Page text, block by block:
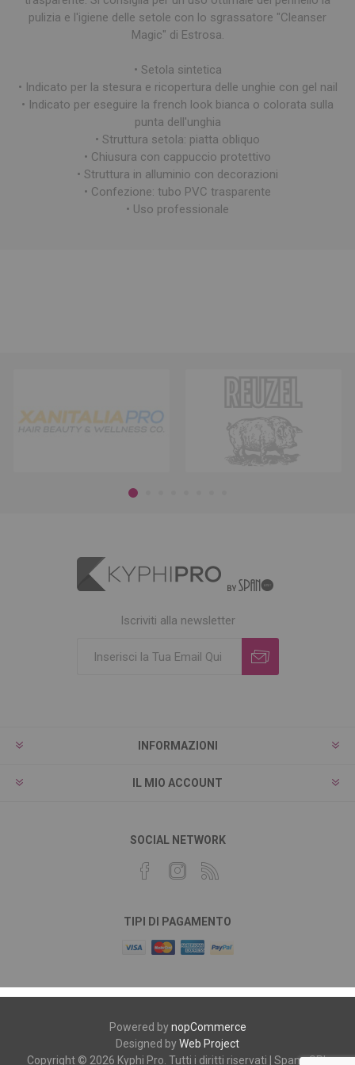
pulizia e l'igiene delle setole con lo sgrassatore "Cleanser
Magic" di Estrosa.
• Setola sintetica
• Indicato per la stesura e ricopertura delle unghie con gel nail
• Indicato per eseguire la french look bianca o colorata sulla
punta dell'unghia
• Struttura setola: piatta obliquo
• Chiusura con cappuccio protettivo
• Struttura in alluminio con decorazioni
• Confezione: tubo PVC trasparente
• Uso professionale
Iscriviti alla newsletter
INFORMAZIONI
IL MIO ACCOUNT
SOCIAL NETWORK
TIPI DI PAGAMENTO
Powered bynopCommerce
Designed byWeb Project
Copyright © 2026 Kyphi Pro. Tutti i diritti riservati | Spano SRL